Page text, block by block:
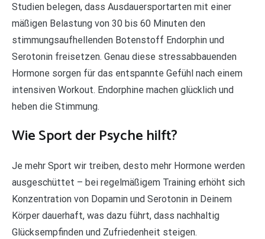
Studien belegen, dass Ausdauersportarten mit einer
mäßigen Belastung von 30 bis 60 Minuten den
stimmungsaufhellenden Botenstoff Endorphin und
Serotonin freisetzen. Genau diese stressabbauenden
Hormone sorgen für das entspannte Gefühl nach einem
intensiven Workout. Endorphine machen glücklich und
heben die Stimmung.
Wie Sport der Psyche hilft?
Je mehr Sport wir treiben, desto mehr Hormone werden
ausgeschüttet – bei regelmäßigem Training erhöht sich
Konzentration von Dopamin und Serotonin in Deinem
Körper dauerhaft, was dazu führt, dass nachhaltig
Glücksempfinden und Zufriedenheit steigen.